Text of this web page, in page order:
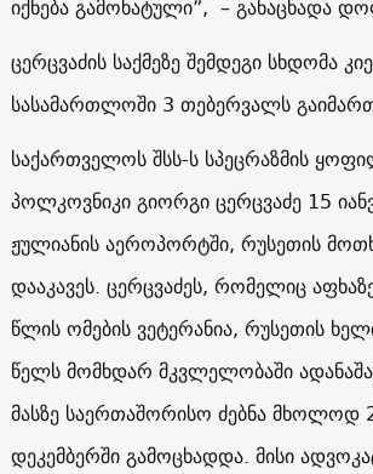
ცერცვაძის საქმეზე შემდეგი სხდომა
სასამართლოში 3 თებერვალს
საქართველოს შსს-ს სპეცრაზმის
პოლკოვნიკი გიორგი ცერცვაძე 15
ჟულიანის აეროპორტში, რუსეთის
დააკავეს. ცერცვაძეს, რომელიც
წლის ომების ვეტერანია, რუსეთის
წელს მომხდარ მკვლელობაში
მასზე საერთაშორისო ძებნა მხოლოდ
დეკემბერში გამოცხადდა. მისი